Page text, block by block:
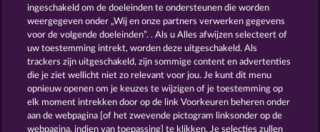
GOLDEN EI OF
MOORHUHN
FOREVER
DIAMONDS
Toon alle spelletjes
Algemene voorwaarden
ingeschakeld om de doeleinden te ondersteunen die worden
weergegeven onder „Wij en onze partners verwerken gegevens
voor de volgende doeleinden”. . Als u Alles afwijzen selecteert of
uw toestemming intrekt, worden deze uitgeschakeld. Als
trackers zijn uitgeschakeld, zijn sommige content en advertenties
die je ziet wellicht niet zo relevant voor jou. Je kunt dit menu
opnieuw openen om je keuzes te wijzigen of je toestemming op
elk moment intrekken door op de link Voorkeuren beheren onder
aan de webpagina [of het zwevende pictogram linksonder op de
webpagina, indien van toepassing] te klikken. Je selecties zullen